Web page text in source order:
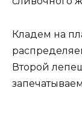
Кладем на
Второй